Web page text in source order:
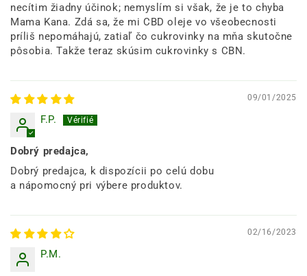
necítim žiadny účinok; nemyslím si však, že je to chyba
Mama Kana. Zdá sa, že mi CBD oleje vo všeobecnosti
príliš nepomáhajú, zatiaľ čo cukrovinky na mňa skutočne
pôsobia. Takže teraz skúsim cukrovinky s CBN.
09/01/2025
F.P.
Dobrý predajca,
Dobrý predajca, k dispozícii po celú dobu
a nápomocný pri výbere produktov.
02/16/2023
P.M.